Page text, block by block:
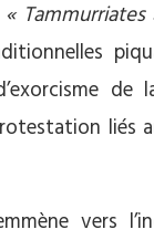
« Tammurriates
de
vers